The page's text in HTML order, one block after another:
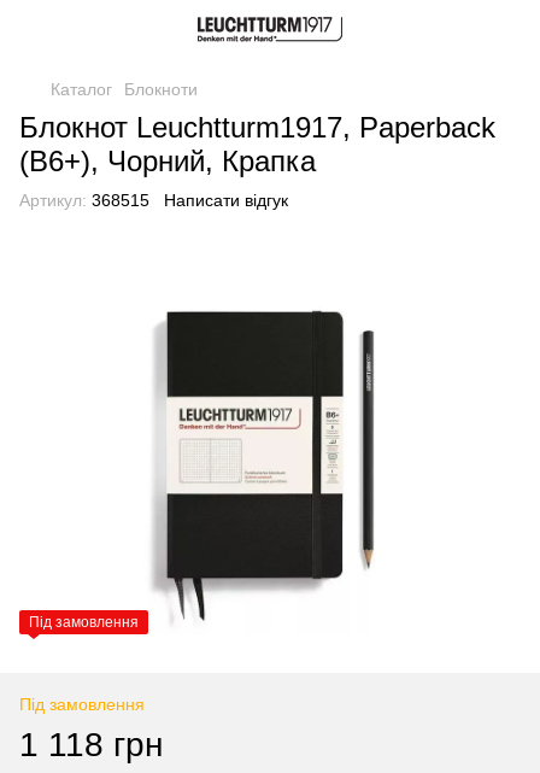
Каталог Блокноти
Блокнот Leuchtturm1917, Paperback
(B6+), Чорний, Крапка
Артикул: 368515 Написати відгук
Під замовлення
Під замовлення
1 118 грн